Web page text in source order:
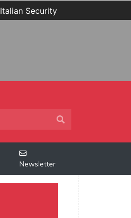
Italian Security
Newsletter